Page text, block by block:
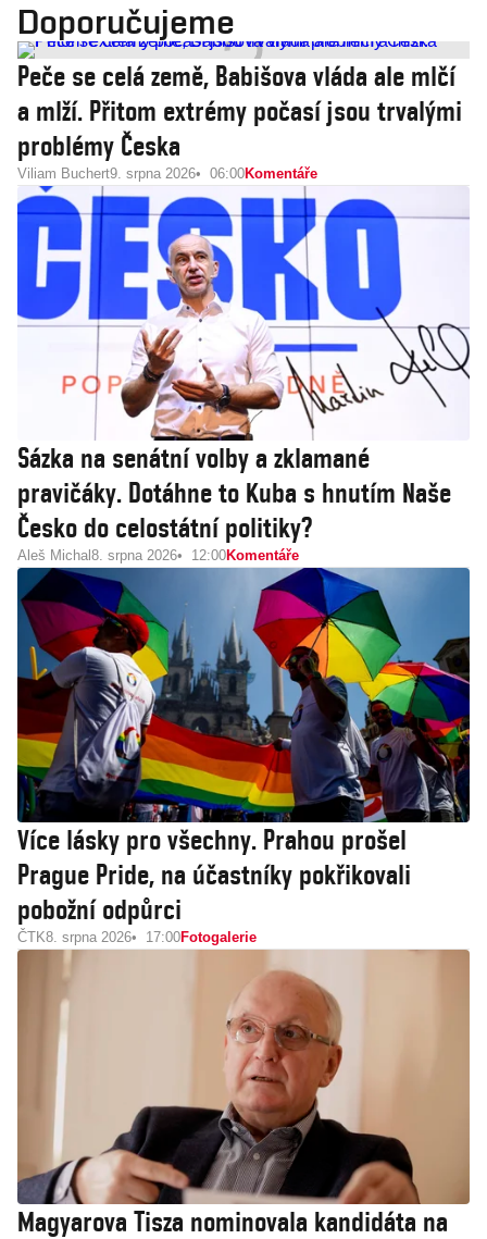
Doporučujeme
Peče se celá země, Babišova vláda ale mlčí
a mlží. Přitom extrémy počasí jsou trvalými
problémy Česka
Viliam Buchert9. srpna 2026 06:00Komentáře
Sázka na senátní volby a zklamané
pravičáky. Dotáhne to Kuba s hnutím Naše
Česko do celostátní politiky?
Aleš Michal 8. srpna 2026 12:00Komentáře
Více lásky pro všechny. Prahou prošel
Prague Pride, na účastníky pokřikovali
pobožní odpůrci
ČTK8. srpna 2026 17:00Fotogalerie
Magyarova Tisza nominovala kandidáta na